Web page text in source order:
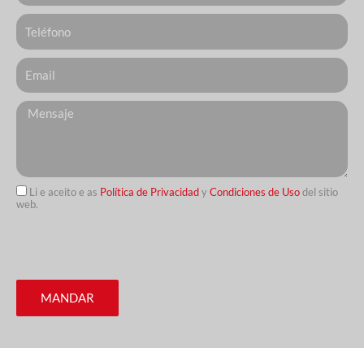
Telefone
Email
Messagem
Li e aceito e as Política de PrivacidadyCondiciones de Usodel sitio
web.
MANDAR